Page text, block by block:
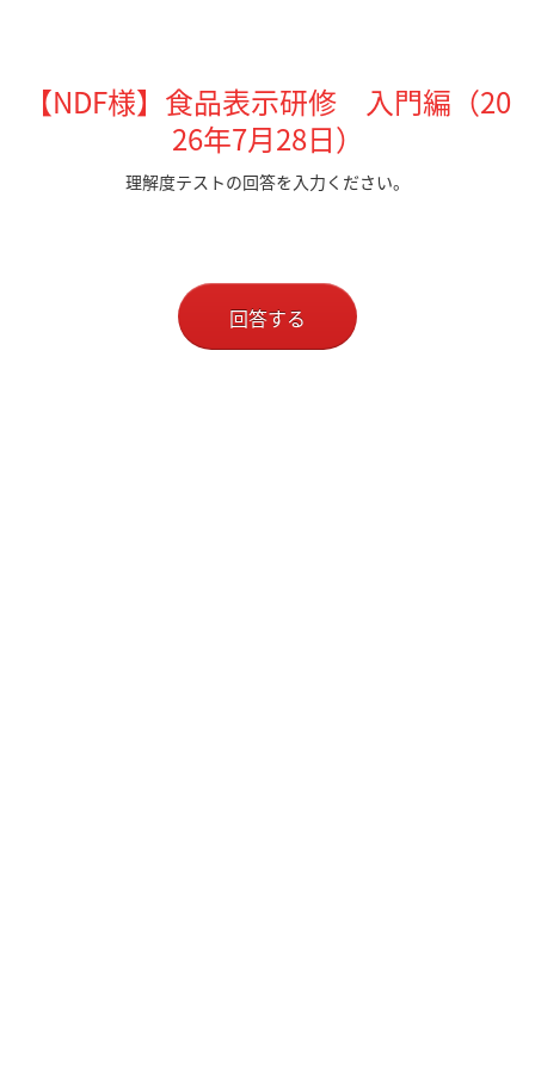
【NDF様】食品表示研修 入門編（20
26年7月28日）
理解度テストの回答を入力ください。
回答する